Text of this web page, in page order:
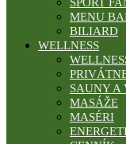
ŠPORT
MENU
BILIARD
WELLNESS
SAUNY
MASÁŽE
MASÉRI